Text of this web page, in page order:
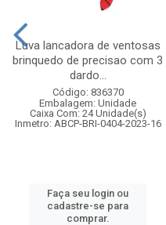
Luva lancadora de ventosas
brinquedo de precisao com 3
dardo...
Código: 836370
Embalagem: Unidade
Caixa Com: 24 Unidade(s)
Inmetro: ABCP-BRI-0404-2023-16
Faça seu login ou
cadastre-se para
comprar.